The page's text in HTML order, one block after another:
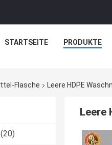
STARTSEITE PRODUKTE
Flasche Leere HDPE
(20)
Leere